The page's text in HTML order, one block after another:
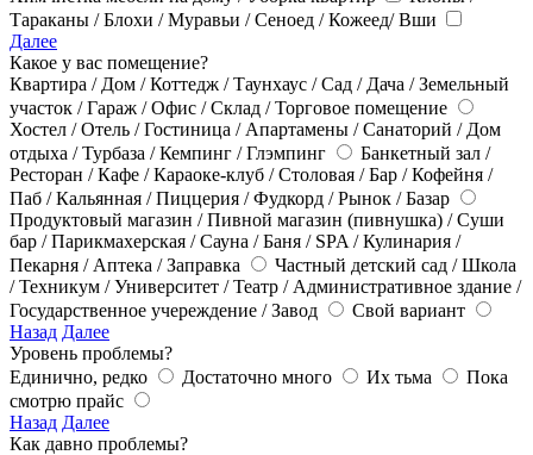
Тараканы / Блохи / Муравьи / Сеноед / Кожеед/ Вши
Далее
Какое у вас помещение?
Квартира / Дом / Коттедж / Таунхаус / Сад / Дача / Земельный
участок / Гараж / Офис / Склад / Торговое помещение
Хостел / Отель / Гостиница / Апартамены / Санаторий / Дом
отдыха / Турбаза / Кемпинг / Глэмпинг
Банкетный зал /
Ресторан / Кафе / Караоке-клуб / Столовая / Бар / Кофейня /
Паб / Кальянная / Пиццерия / Фудкорд / Рынок / Базар
Продуктовый магазин / Пивной магазин (пивнушка) / Суши
бар / Парикмахерская / Сауна / Баня / SPA / Кулинария /
Пекарня / Аптека / Заправка
Частный детский сад / Школа
/ Техникум / Университет / Театр / Административное здание /
Государственное учереждение / Завод
Свой вариант
Назад Далее
Уровень проблемы?
Единично, редко
Достаточно много Их тьма
Пока
смотрю прайс
Назад Далее
Как давно проблемы?